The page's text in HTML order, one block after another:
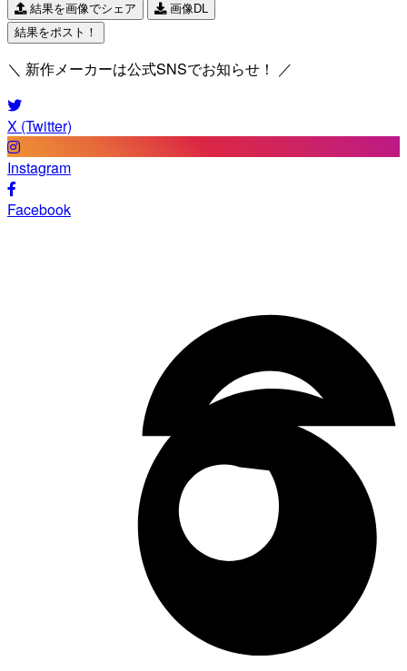
結果を画像でシェア
画像DL
結果をポスト！
＼ 新作メーカーは公式SNSでお知らせ！ ／
X (Twitter)
Instagram
Facebook